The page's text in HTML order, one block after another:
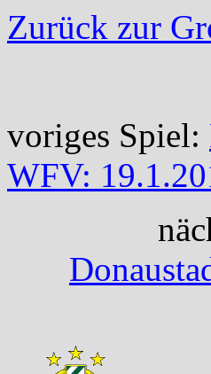
Zurück zur
voriges Spiel:
WFV: